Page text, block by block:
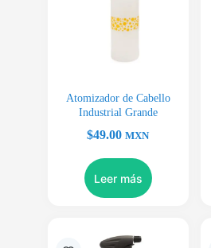
Atomizador de Cabello
Industrial Grande
$49.00 MXN
Leer más